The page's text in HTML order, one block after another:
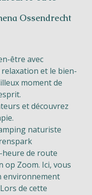
Ossendrecht
être avec
et le bien-
moment de
et découvrez
naturiste
heure de route
op Zoom. Ici, vous
environnement
de cette